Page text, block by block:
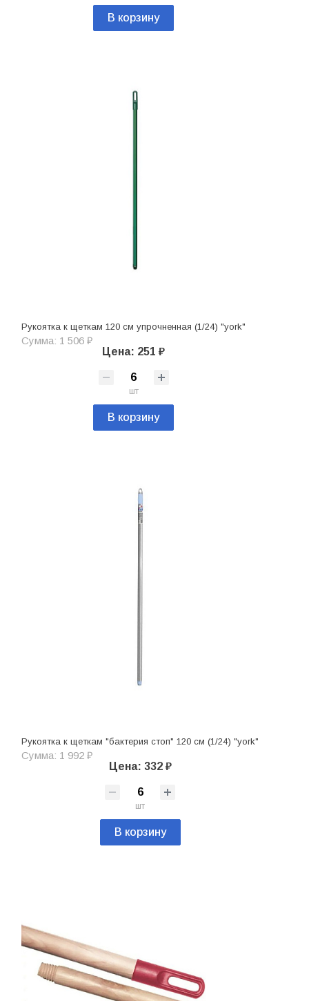
В корзину
Рукоятка к щеткам 120 см упрочненная (1/24) "york"
Сумма: 1 506 ₽
Цена: 251 ₽
шт
В корзину
Рукоятка к щеткам "бактерия стоп" 120 см (1/24) "york"
Сумма: 1 992 ₽
Цена: 332 ₽
шт
В корзину